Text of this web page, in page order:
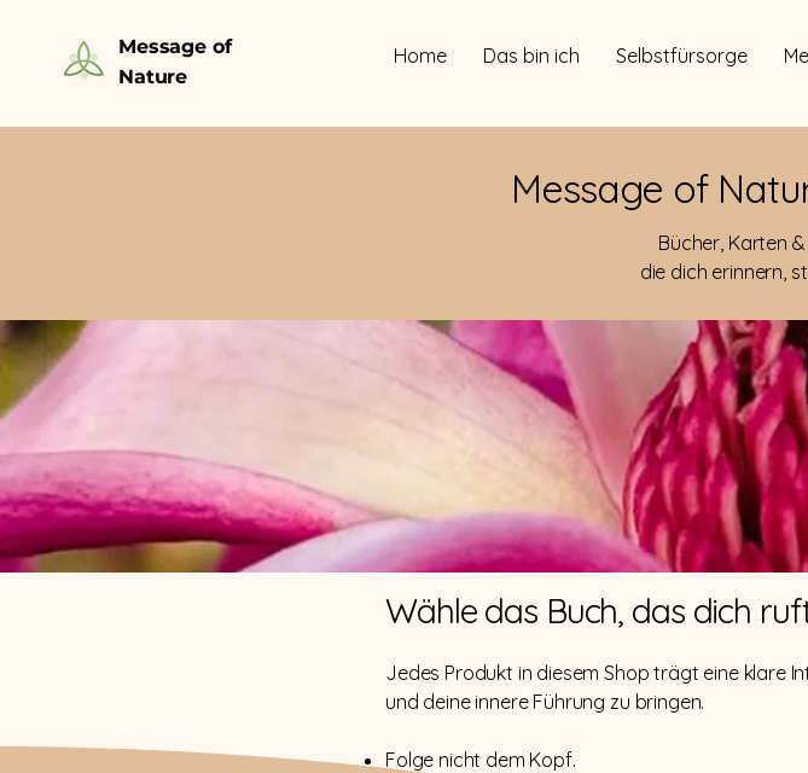
Message of
Nature
Home Das bin ich Selbstfürsorge
Message of
Bücher, Karten
die dich erinnern,
Wähle das Buch, das dich
Jedes Produkt in diesem Shop trägt eine klare
und deine innere Führung zu bringen.
Folge nicht dem Kopf.